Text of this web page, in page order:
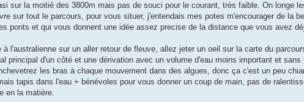
sur la moitié des 3800m mais pas de souci pour le courant, très faible. On longe
sur tout le parcours, pour vous situer, j'entendais mes potes m'encourager de la
ponts et qui vous donnent une idée assez precise de la distance que vous avez
à l'australienne sur un aller retour de fleuve, allez jeter un oeil sur la carte du
principal d'un côté et une dérivation avec un volume d'eau moins important et
les bras à chaque mouvement dans des algues, donc ça c'est un peu
tapis dans l'eau + bénévoles pour vous donner un coup de main, pas de
en la matière.